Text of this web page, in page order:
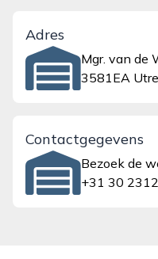
Adres
Mgr. van de
3581EA
Contactgegevens
Bezoek de
+31 30